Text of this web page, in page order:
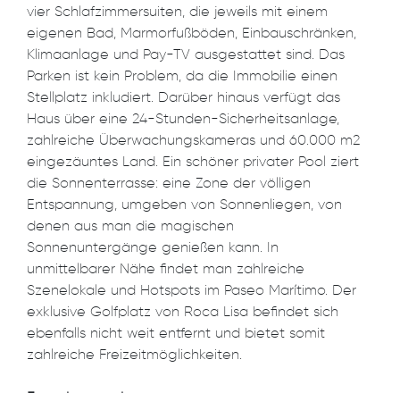
vier Schlafzimmersuiten, die jeweils mit einem
eigenen Bad, Marmorfußböden, Einbauschränken,
Klimaanlage und Pay-TV ausgestattet sind. Das
Parken ist kein Problem, da die Immobilie einen
Stellplatz inkludiert. Darüber hinaus verfügt das
Haus über eine 24-Stunden-Sicherheitsanlage,
zahlreiche Überwachungskameras und 60.000 m2
eingezäuntes Land. Ein schöner privater Pool ziert
die Sonnenterrasse: eine Zone der völligen
Entspannung, umgeben von Sonnenliegen, von
denen aus man die magischen
Sonnenuntergänge genießen kann. In
unmittelbarer Nähe findet man zahlreiche
Szenelokale und Hotspots im Paseo Marítimo. Der
exklusive Golfplatz von Roca Lisa befindet sich
ebenfalls nicht weit entfernt und bietet somit
zahlreiche Freizeitmöglichkeiten.